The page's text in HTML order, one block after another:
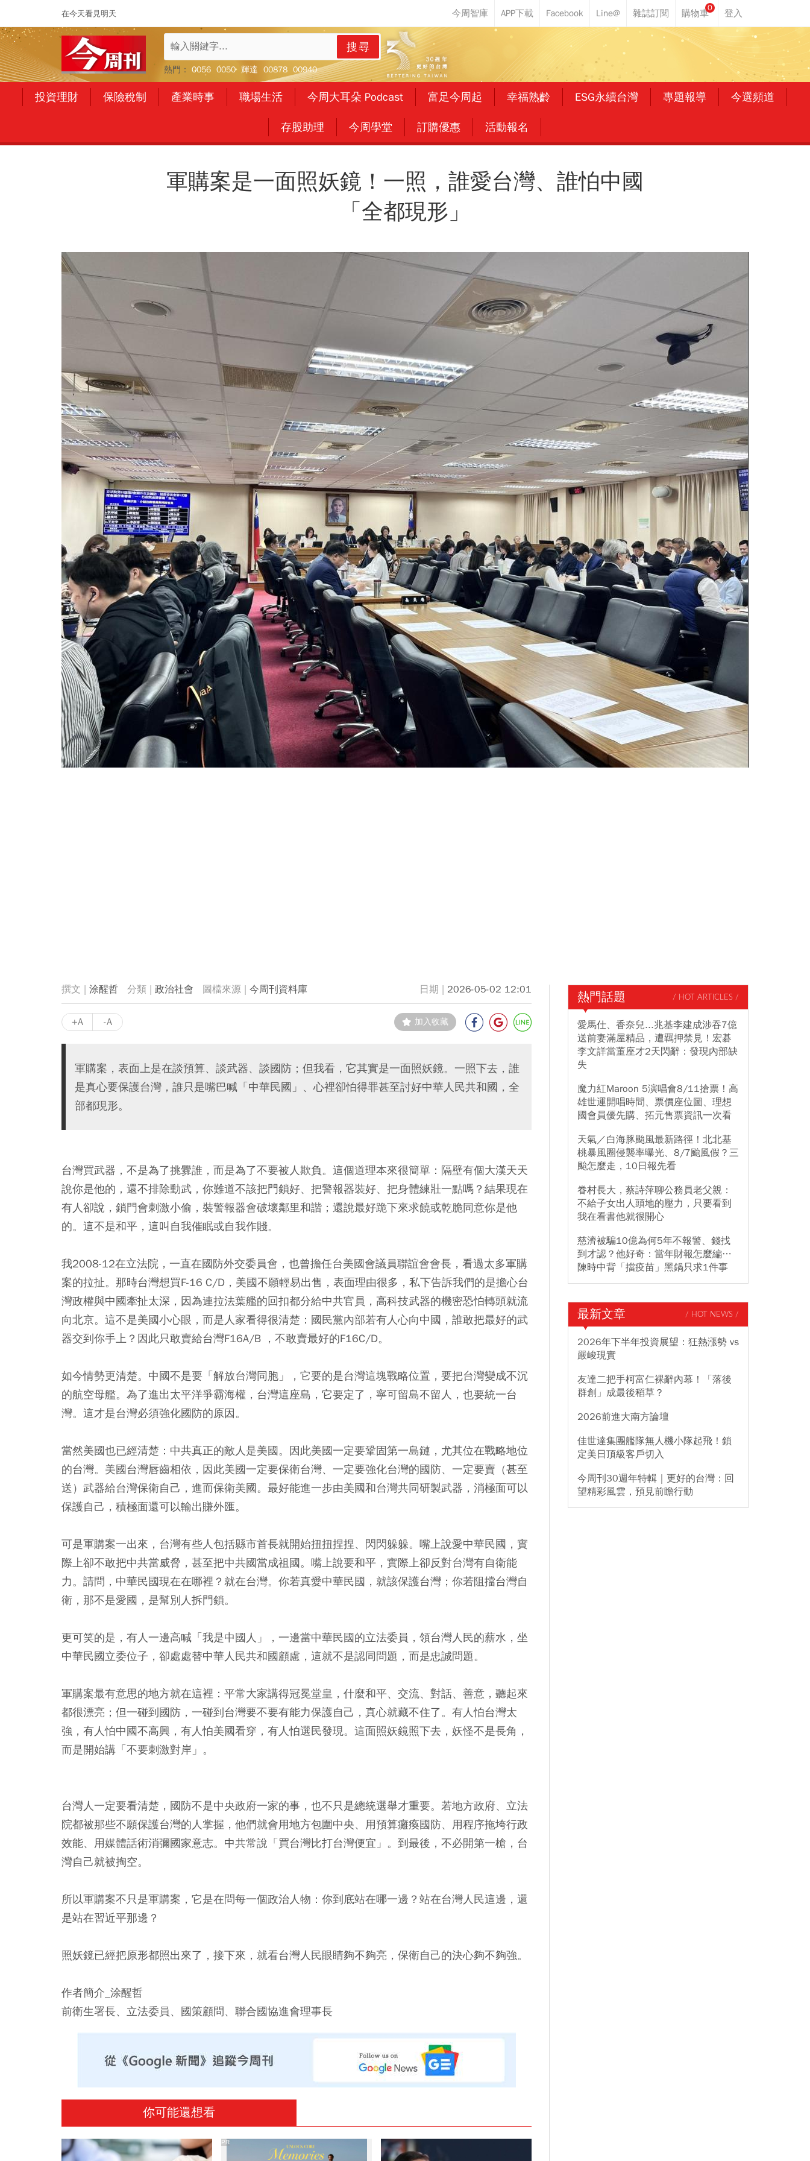
在今天看見明天
0
搜尋
熱門： 0056 0050 輝達 00878 00940
投資理財 保險稅制 產業時事 職場生活 今周大耳朵 Podcast 富足今周起 幸福熟齡 ESG永續台灣 專題報導 今選頻道
存股助理 今周學堂 訂購優惠 活動報名
軍購案是一面照妖鏡！一照，誰愛台灣、誰怕中國
「全都現形」
涂醒哲 政治社會 今周刊資料庫 2026-05-02 12:01
+A -A 加入收藏
軍購案，表面上是在談預算、談武器、談國防；但我看，它其實是一面照妖鏡。一照下去，誰
是真心要保護台灣，誰只是嘴巴喊「中華民國」、心裡卻怕得罪甚至討好中華人民共和國，全
部都現形。
台灣買武器，不是為了挑釁誰，而是為了不要被人欺負。這個道理本來很簡單：隔壁有個大漢天天
說你是他的，還不排除動武，你難道不該把門鎖好、把警報器裝好、把身體練壯一點嗎？結果現在
有人卻說，鎖門會刺激小偷，裝警報器會破壞鄰里和諧；還說最好跪下來求饒或乾脆同意你是他
的。這不是和平，這叫自我催眠或自我作賤。
我2008-12在立法院，一直在國防外交委員會，也曾擔任台美國會議員聯誼會會長，看過太多軍購
案的拉扯。那時台灣想買F-16 C/D，美國不願輕易出售，表面理由很多，私下告訴我們的是擔心台
灣政權與中國牽扯太深，因為連拉法葉艦的回扣都分給中共官員，高科技武器的機密恐怕轉頭就流
向北京。這不是美國小心眼，而是人家看得很清楚：國民黨內部若有人心向中國，誰敢把最好的武
器交到你手上？因此只敢賣給台灣F16A/B ，不敢賣最好的F16C/D。
如今情勢更清楚。中國不是要「解放台灣同胞」，它要的是台灣這塊戰略位置，要把台灣變成不沉
的航空母艦。為了進出太平洋爭霸海權，台灣這座島，它要定了，寧可留島不留人，也要統一台
灣。這才是台灣必須強化國防的原因。
當然美國也已經清楚：中共真正的敵人是美國。因此美國一定要鞏固第一島鏈，尤其位在戰略地位
的台灣。美國台灣唇齒相依，因此美國一定要保衛台灣、一定要強化台灣的國防、一定要賣（甚至
送）武器給台灣保衛自己，進而保衛美國。最好能進一步由美國和台灣共同研製武器，消極面可以
保護自己，積極面還可以輸出賺外匯。
可是軍購案一出來，台灣有些人包括縣市首長就開始扭扭捏捏、閃閃躲躲。嘴上說愛中華民國，實
際上卻不敢把中共當威脅，甚至把中共國當成祖國。嘴上說要和平，實際上卻反對台灣有自衛能
力。請問，中華民國現在在哪裡？就在台灣。你若真愛中華民國，就該保護台灣；你若阻擋台灣自
衛，那不是愛國，是幫別人拆門鎖。
更可笑的是，有人一邊高喊「我是中國人」，一邊當中華民國的立法委員，領台灣人民的薪水，坐
中華民國立委位子，卻處處替中華人民共和國顧慮，這就不是認同問題，而是忠誠問題。
軍購案最有意思的地方就在這裡：平常大家講得冠冕堂皇，什麼和平、交流、對話、善意，聽起來
都很漂亮；但一碰到國防，一碰到台灣要不要有能力保護自己，真心就藏不住了。有人怕台灣太
強，有人怕中國不高興，有人怕美國看穿，有人怕選民發現。這面照妖鏡照下去，妖怪不是長角，
而是開始講「不要刺激對岸」。
台灣人一定要看清楚，國防不是中央政府一家的事，也不只是總統選舉才重要。若地方政府、立法
院都被那些不願保護台灣的人掌握，他們就會用地方包圍中央、用預算癱瘓國防、用程序拖垮行政
效能、用媒體話術消彌國家意志。中共常說「買台灣比打台灣便宜」。到最後，不必開第一槍，台
灣自己就被掏空。
所以軍購案不只是軍購案，它是在問每一個政治人物：你到底站在哪一邊？站在台灣人民這邊，還
是站在習近平那邊？
照妖鏡已經把原形都照出來了，接下來，就看台灣人民眼睛夠不夠亮，保衛自己的決心夠不夠強。
作者簡介_涂醒哲
前衛生署長、立法委員、國策顧問、聯合國協進會理事長
你可能還想看
PR
熱門話題 / HOT ARTICLES /
愛馬仕、香奈兒...兆基李建成涉吞7億
送前妻滿屋精品，遭羈押禁見！宏碁
李文詳當董座才2天閃辭：發現內部缺
失
魔力紅Maroon 5演唱會8/11搶票！高
雄世運開唱時間、票價座位圖、理想
國會員優先購、拓元售票資訊一次看
天氣／白海豚颱風最新路徑！北北基
桃暴風圈侵襲率曝光、8/7颱風假？三
颱怎麼走，10日報先看
眷村長大，蔡詩萍聊公務員老父親：
不給子女出人頭地的壓力，只要看到
我在看書他就很開心
慈濟被騙10億為何5年不報警、錢找
到才認？他好奇：當年財報怎麼編…
陳時中背「擋疫苗」黑鍋只求1件事
最新文章 / HOT NEWS /
2026年下半年投資展望：狂熱漲勢 vs
嚴峻現實
友達二把手柯富仁裸辭內幕！「落後
群創」成最後稻草？
2026前進大南方論壇
佳世達集團艦隊無人機小隊起飛！鎖
定美日頂級客戶切入
今周刊30週年特輯｜更好的台灣：回
望精彩風雲，預見前瞻行動